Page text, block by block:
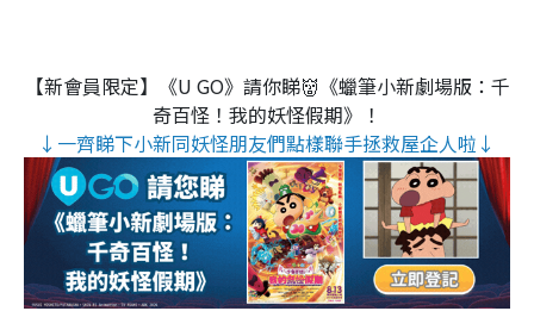
【新會員限定】《U GO》請你睇👹《蠟筆小新劇場版：千
奇百怪！我的妖怪假期》！
↓一齊睇下小新同妖怪朋友們點樣聯手拯救屋企人啦↓